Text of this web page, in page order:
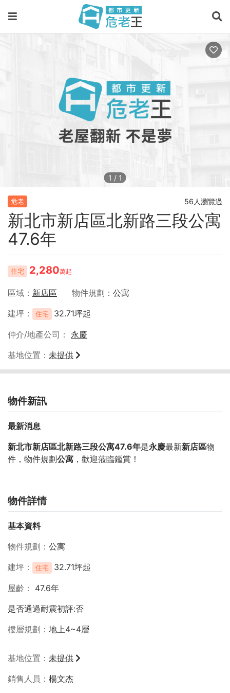
1 / 1
危老 56人瀏覽過
新北市新店區北新路三段公寓
47.6年
住宅 2,280萬起
區域 新店區 物件規劃
公寓
建坪
住宅 32.71坪起
仲介/地產公司
永慶
基地位置
未提供
物件新訊
最新消息
新北市新店區北新路三段公寓47.6年是永慶最新新店區物
件，物件規劃公寓 ，歡迎蒞臨鑑賞！
物件詳情
基本資料
物件規劃
公寓
建坪
住宅 32.71坪起
屋齡
47.6年
是否通過耐震初評:否
樓層規劃
地上4~4層
基地位置
未提供
銷售人員
楊文杰